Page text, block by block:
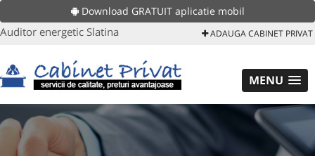
Download GRATUIT aplicatie mobil
Auditor energetic Slatina ADAUGA CABINET PRIVAT
MENU